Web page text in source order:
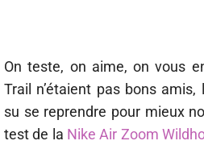
On teste, on aime, on vous
Trail n’étaient pas bons
su se reprendre pour mieux
test de la Nike Air Zoom